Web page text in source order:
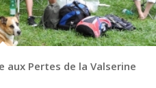
aux Pertes de la Valserine